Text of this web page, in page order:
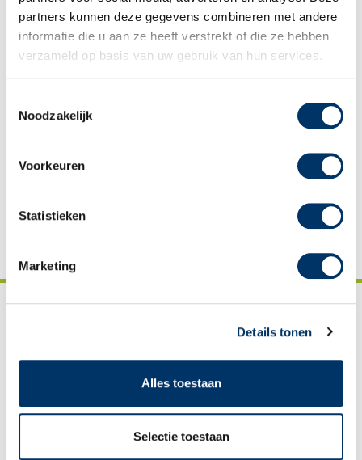
partners kunnen deze gegevens combineren met andere
informatie die u aan ze heeft verstrekt of die ze hebben
verzameld op basis van uw gebruik van hun services.
Noodzakelijk
Voorkeuren
Statistieken
Marketing
Details tonen
Alles toestaan
Selectie toestaan
Direct aanmelden
Bel mij terug
Prijzen
Downloads
Examenreglement